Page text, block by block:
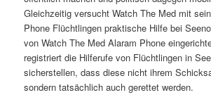
Gleichzeitig versucht Watch The Med mit
Phone Flüchtlingen praktische Hilfe bei
von Watch The Med Alaram Phone
registriert die Hilferufe von Flüchtlingen in
sicherstellen, dass diese nicht ihrem
sondern tatsächlich auch gerettet werden.